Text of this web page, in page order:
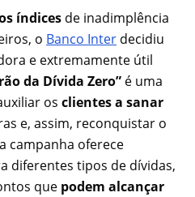
índices de inadimplência
o Banco Inter decidiu
e extremamente útil
da Dívida Zero” é uma
os clientes a sanar
e, assim, reconquistar o
campanha oferece
diferentes tipos de dívidas,
que podem alcançar